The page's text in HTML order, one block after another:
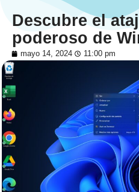
Descubre el
poderoso de
mayo 14, 2024 11:00 pm